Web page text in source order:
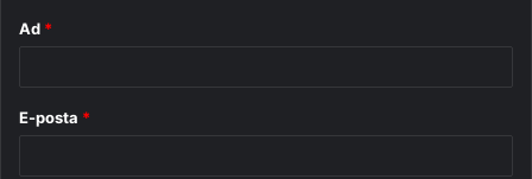
Ad *
E-posta *